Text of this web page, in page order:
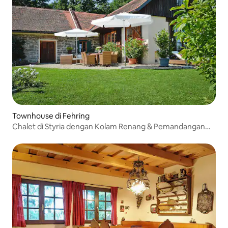
Townhouse di Fehring
Chalet di Styria dengan Kolam Renang & Pemandangan